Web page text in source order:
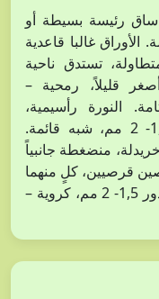
15- 40 سم، له ساق رئيسة بسيطة أو
غالبا قاعدية
تستدق ناحية
قليلاً، رمحية –
النورة رأسيمية،
طرفية، عديمة القنابات. السبلات 1,5- 2 مم، شبه قائمة.
خريدلة، منضغطة جانبياً
قرصيين، كلٍ منهما
5- 7 مم، يبرز بينهما قلم مستقيم، البذور 1,5- 2 مم، كروية –